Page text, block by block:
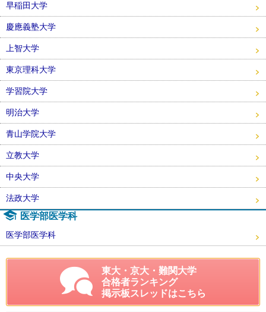
早稲田大学
慶應義塾大学
上智大学
東京理科大学
学習院大学
明治大学
青山学院大学
立教大学
中央大学
法政大学
医学部医学科
医学部医学科
東大・京大・難関大学
合格者ランキング
掲示板スレッドはこちら